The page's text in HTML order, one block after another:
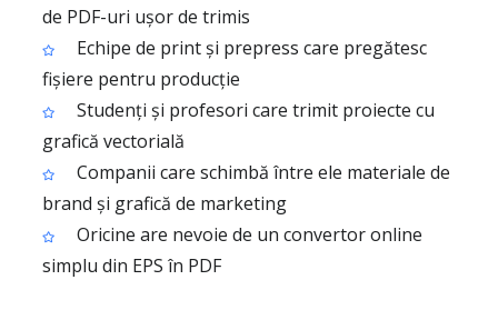
de PDF-uri ușor de trimis
Echipe de print și prepress care pregătesc
fișiere pentru producție
Studenți și profesori care trimit proiecte cu
grafică vectorială
Companii care schimbă între ele materiale de
brand și grafică de marketing
Oricine are nevoie de un convertor online
simplu din EPS în PDF